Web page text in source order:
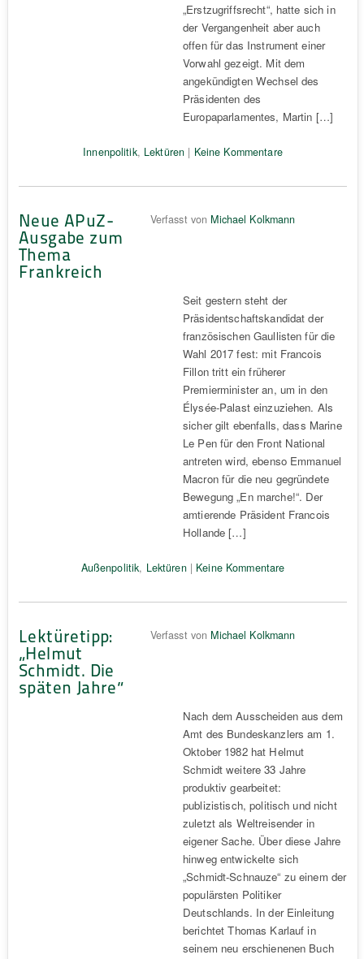
„Erstzugriffsrecht“, hatte sich in
der Vergangenheit aber auch
offen für das Instrument einer
Vorwahl gezeigt. Mit dem
angekündigten Wechsel des
Präsidenten des
Europaparlamentes, Martin […]
Innenpolitik, Lektüren | Keine Kommentare
Neue APuZ-
Ausgabe zum
Thema
Frankreich
Verfasst von Michael Kolkmann
Seit gestern steht der
Präsidentschaftskandidat der
französischen Gaullisten für die
Wahl 2017 fest: mit Francois
Fillon tritt ein früherer
Premierminister an, um in den
Élysée-Palast einzuziehen. Als
sicher gilt ebenfalls, dass Marine
Le Pen für den Front National
antreten wird, ebenso Emmanuel
Macron für die neu gegründete
Bewegung „En marche!“. Der
amtierende Präsident Francois
Hollande […]
Außenpolitik, Lektüren| Keine Kommentare
Lektüretipp:
„Helmut
Schmidt. Die
späten Jahre“
Verfasst von Michael Kolkmann
Nach dem Ausscheiden aus dem
Amt des Bundeskanzlers am 1.
Oktober 1982 hat Helmut
Schmidt weitere 33 Jahre
produktiv gearbeitet:
publizistisch, politisch und nicht
zuletzt als Weltreisender in
eigener Sache. Über diese Jahre
hinweg entwickelte sich
„Schmidt-Schnauze“ zu einem der
populärsten Politiker
Deutschlands. In der Einleitung
berichtet Thomas Karlauf in
seinem neu erschienenen Buch